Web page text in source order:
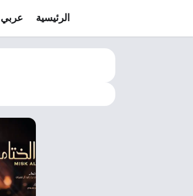
الرئيسية عربي